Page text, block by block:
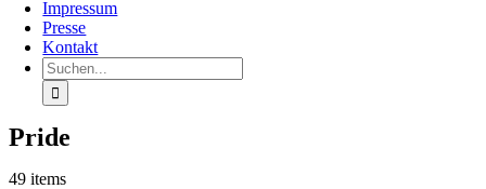
Impressum
Presse
Kontakt
Suche
nach:
Pride
49 items